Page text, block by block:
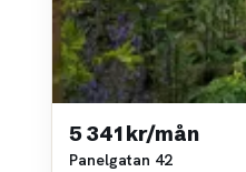
5 341 kr/mån
Panelgatan 42